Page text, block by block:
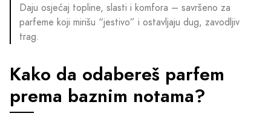
Daju osjećaj topline, slasti i komfora – savršeno za
parfeme koji mirišu “jestivo” i ostavljaju dug, zavodljiv
trag.
Kako da odabereš parfem
prema baznim notama?